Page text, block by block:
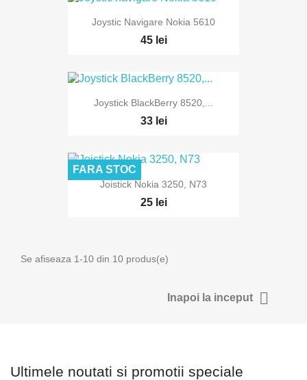
Joystic Navigare Nokia 5610
45 lei
Joystick BlackBerry 8520,...
33 lei
Joistick Nokia 3250, N73
25 lei
FARA STOC
Se afiseaza 1-10 din 10 produs(e)
Inapoi la inceput 
Ultimele noutati si promotii speciale